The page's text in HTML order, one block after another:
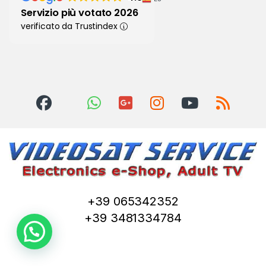
Servizio più votato 2026
verificato da Trustindex
+39 065342352
+39 3481334784